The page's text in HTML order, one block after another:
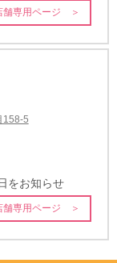
舗専用ページ ＞
158-5
をお知らせ
舗専用ページ ＞